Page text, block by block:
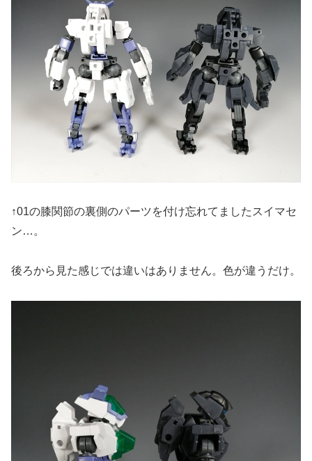
↑01の膝関節の裏側のパーツを付け忘れてましたスイマセ
ン…。
後ろから見た感じでは違いはありません。色が違うだけ。